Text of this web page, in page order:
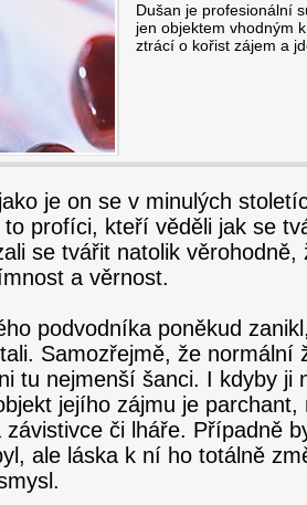
Dušan je profesionální
jen objektem vhodným
ztrácí o kořist zájem a
je on se v minulých
to profíci, kteří věděli jak se
se tvářit natolik
a věrnost.
podvodníka poněkud
Samozřejmě, že normální
tu nejmenší šanci. I kdyby ji
jejího zájmu je parchant,
závistivce či lháře. Případně
ale láska k ní ho totálně